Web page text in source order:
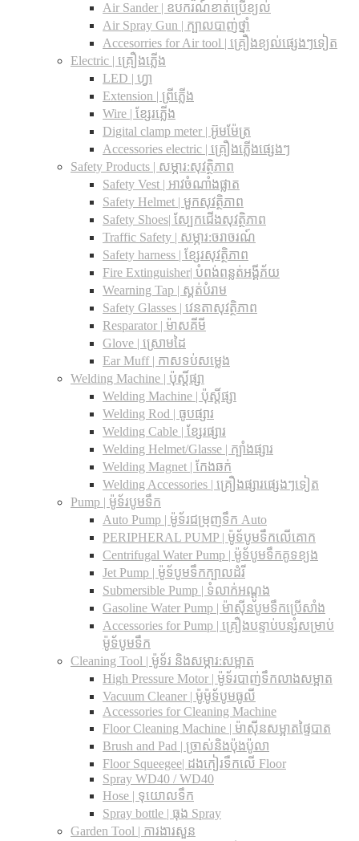
Air Sander | ឧបករណ៍ខាត់ប្រើខ្យល់
Air Spray Gun | ក្បាលបាញ់ថ្នាំ
Accesorries for Air tool | គ្រឿងខ្យល់ផ្សេងៗទៀត
Electric | គ្រឿងភ្លើង
LED | ហ្វា
Extension | ព្រីភ្លើង
Wire | ខ្សែរភ្លើង
Digital clamp meter | អ៊ូមម៉ែត្រ
Accessories electric | គ្រឿងភ្លើងផ្សេងៗ
Safety Products | សម្ភារ:សុវត្ថិភាព
Safety Vest | អាវចំណាំងផ្លាត
Safety Helmet | មួកសុវត្ថិភាព
Safety Shoes| ស្បែកជើងសុវត្ថិភាព
Traffic Safety​ | សម្ភារ:ចរាចរណ៍
Safety harness | ខ្សែរសុវត្ថិភាព
Fire Extinguisher| បំពង់ពន្លត់អង្គីភ័យ
Wearning Tap | ស្គត់បំរាម
Safety Glasses | វេនតាសុវត្ថិភាព
Resparator | ម៉ាសគីមី
Glove | ស្រោមដៃ
Ear Muff | កាសទប់សម្លេង
Welding Machine | ប៉ុស្តិ៍ផ្សា
Welding Machine | ប៉ុស្តិ៍ផ្សា
Welding Rod | ធូបផ្សារ
Welding Cable | ខ្សែរផ្សារ
Welding Helmet/Glasse | ក្បាំងផ្សារ
Welding Magnet | កែងឆក់
Welding Accessories | គ្រឿងផ្សារផ្សេងៗទៀត
Pump | ម៉ូទ័របូមទឹក
Auto Pump | ម៉ូទ័រជម្រុញទឹក Auto
PERIPHERAL PUMP | ម៉ូទ័បូមទឹកលើគោក
Centrifugal Water Pump | ម៉ូទ័បូមទឹកគូទខ្យង
Jet Pump | ម៉ូទ័បូមទឹកក្បាលដំរី
Submersible Pump | ទំលាក់អណ្តូង
Gasoline Water Pump | ម៉ាស៊ីនបូមទឹកប្រើសាំង
Accessories for Pump | គ្រឿងបន្ទាប់បន្សំសម្រាប់
ម៉ូទ័បូមទឹក
Cleaning Tool | ម៉ូទ័រ និងសម្ភារ:សម្អាត
High Pressure Motor | ម៉ូទ័របាញ់ទឹកលាងសម្អាត
Vacuum Cleaner | ម៉ូម៉ូទ័បូមធូលី
Accessories for Cleaning Machine
Floor Cleaning Machine | ម៉ាស៊ីនសម្អាតផ្ទៃបាត
Brush and Pad | ច្រាស់និងប៉ុងប៉ូលា
Floor Squeegee| ដងកៀរទឺកលើ Floor
Spray WD40 / WD40
Hose | ទុយោលទឹក
Spray bottle | ធុង Spray
Garden Tool | ការងារសួន